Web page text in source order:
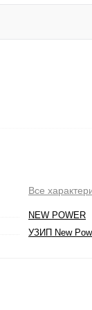
Все
NEW POWER
УЗИП New